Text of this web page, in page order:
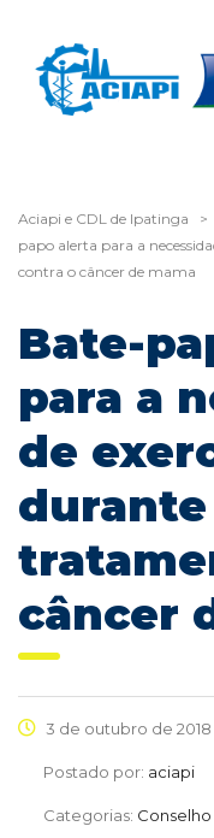
Aciapi e CDL de Ipatinga >
papo alerta para a
contra o câncer de mama
Bate-
para a
de
câncer
3 de outubro de 2018
Postado por: aciapi
Categorias: